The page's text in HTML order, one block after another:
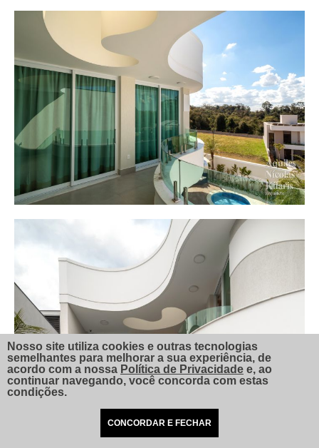
Nosso site utiliza cookies e outras tecnologias
semelhantes para melhorar a sua experiência, de
acordo com a nossa Política de Privacidade e, ao
continuar navegando, você concorda com estas
condições.
CONCORDAR E FECHAR